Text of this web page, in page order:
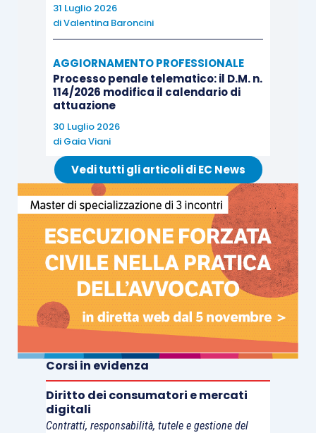
31 Luglio 2026
diValentina Baroncini
AGGIORNAMENTO PROFESSIONALE
Processo penale telematico: il D.M. n.
114/2026 modifica il calendario di
attuazione
30 Luglio 2026
di Gaia Viani
Vedi tutti gli articoli di EC News
Corsi in evidenza
Diritto dei consumatori e mercati
digitali
Contratti, responsabilità, tutele e gestione del